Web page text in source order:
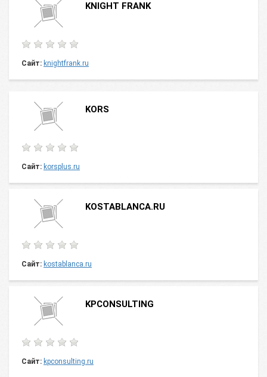
KNIGHT FRANK
Сайт: knightfrank.ru
KORS
Сайт: korsplus.ru
KOSTABLANCA.RU
Сайт: kostablanca.ru
KPCONSULTING
Сайт: kpconsulting.ru